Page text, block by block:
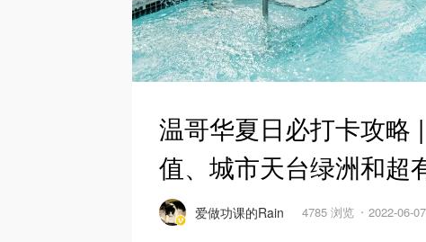
温哥华夏日必打卡攻略
值、城市天台绿洲和超
爱做功课的Rain 4785 浏览 2022-06-